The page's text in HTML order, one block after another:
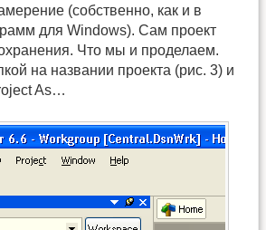
(собственно, как и в
для Windows). Сам проект
Что мы и проделаем.
на названии проекта (рис. 3) и
As…